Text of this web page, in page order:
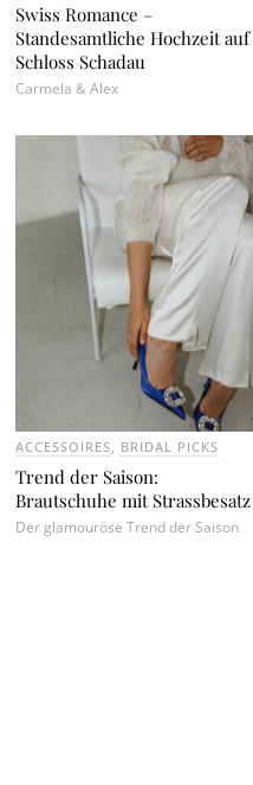
Swiss Romance –
Standesamtliche Hochzeit auf
Schloss Schadau
Carmela & Alex
ACCESSOIRES BRIDAL PICKS
Trend der Saison:
Brautschuhe mit Strassbesatz
Der glamouröse Trend der Saison